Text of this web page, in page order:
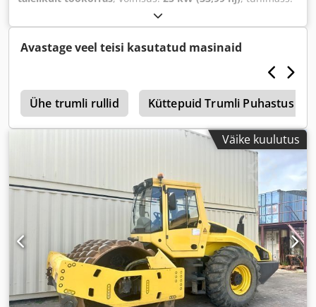
, töötunnid:
Avastage veel teisi kasutatud masinaid
Ühe trumli rullid Küttepuid Trumli Puhastus
Väike kuulutus